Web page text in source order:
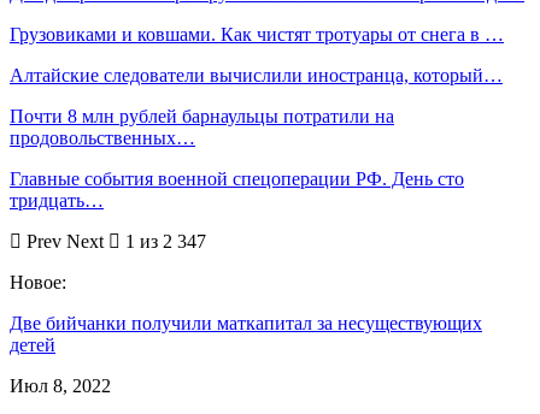
Грузовиками и ковшами. Как чистят тротуары от снега в …
Алтайские следователи вычислили иностранца, который…
Почти 8 млн рублей барнаульцы потратили на
продовольственных…
Главные события военной спецоперации РФ. День сто
тридцать…
Prev Next
1 из 2 347
Новое:
Две бийчанки получили маткапитал за несуществующих
детей
Июл 8, 2022